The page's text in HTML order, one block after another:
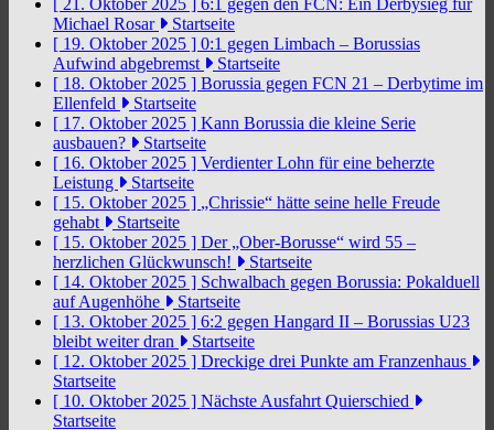
[ 21. Oktober 2025 ] 6:1 gegen den FCN: Ein Derbysieg für
Michael Rosar
Startseite
[ 19. Oktober 2025 ] 0:1 gegen Limbach – Borussias
Aufwind abgebremst
Startseite
[ 18. Oktober 2025 ] Borussia gegen FCN 21 – Derbytime im
Ellenfeld
Startseite
[ 17. Oktober 2025 ] Kann Borussia die kleine Serie
ausbauen?
Startseite
[ 16. Oktober 2025 ] Verdienter Lohn für eine beherzte
Leistung
Startseite
[ 15. Oktober 2025 ] „Chrissie“ hätte seine helle Freude
gehabt
Startseite
[ 15. Oktober 2025 ] Der „Ober-Borusse“ wird 55 –
herzlichen Glückwunsch!
Startseite
[ 14. Oktober 2025 ] Schwalbach gegen Borussia: Pokalduell
auf Augenhöhe
Startseite
[ 13. Oktober 2025 ] 6:2 gegen Hangard II – Borussias U23
bleibt weiter dran
Startseite
[ 12. Oktober 2025 ] Dreckige drei Punkte am Franzenhaus
Startseite
[ 10. Oktober 2025 ] Nächste Ausfahrt Quierschied
Startseite